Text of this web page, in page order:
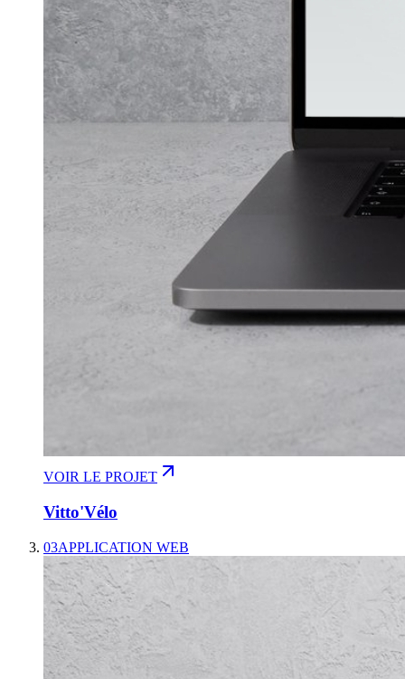
VOIR LE PROJET
Vitto'Vélo
03APPLICATION WEB